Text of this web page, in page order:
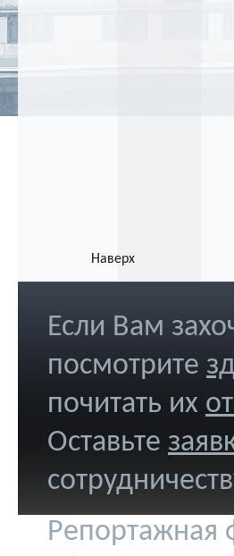
Наверх
Если Вам
посмотрите
почитать их
Оставьте
Репортажная